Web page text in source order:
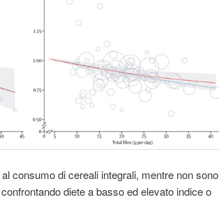
consumo di cereali integrali, mentre non sono
diete a basso ed elevato indice o